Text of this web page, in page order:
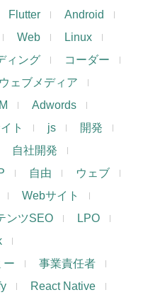
Flutter
Android
Web
Linux
ィング
コーダー
ウェブメディア
Adwords
ト js
開発
自社開発
自由
ウェブ
Webサイト
ンツSEO
LPO
ー
事業責任者
React Native